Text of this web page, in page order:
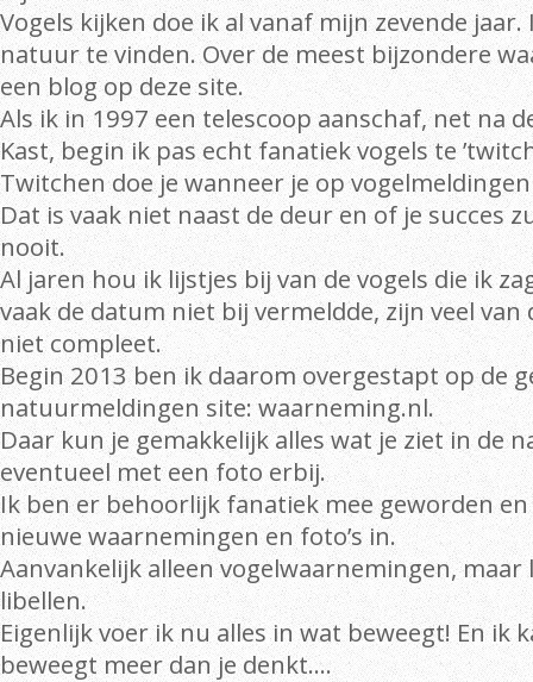
Vogels kijken doe ik al vanaf mijn zevende jaar.
natuur te vinden. Over de meest bijzondere
een blog op deze site.
Als ik in 1997 een telescoop aanschaf, net na
Kast, begin ik pas echt fanatiek vogels te
Twitchen doe je wanneer je op
Dat is vaak niet naast de deur en of je succes
nooit.
Al jaren hou ik lijstjes bij van de vogels die ik
vaak de datum niet bij vermeldde, zijn veel
niet compleet.
Begin 2013 ben ik daarom overgestapt op de
natuurmeldingen site: waarneming.nl.
Daar kun je gemakkelijk alles wat je ziet in de
eventueel met een foto erbij.
Ik ben er behoorlijk fanatiek mee geworden
nieuwe waarnemingen en foto’s in.
Aanvankelijk alleen vogelwaarnemingen,
libellen.
Eigenlijk voer ik nu alles in wat beweegt! En ik
beweegt meer dan je denkt….